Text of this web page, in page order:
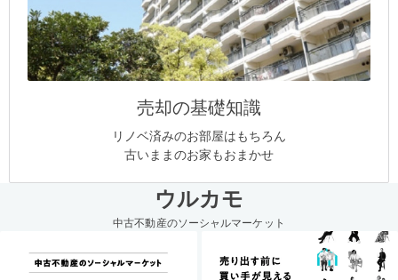
売却の基礎知識
リノベ済みのお部屋はもちろん
古いままのお家もおまかせ
ウルカモ
中古不動産のソーシャルマーケット